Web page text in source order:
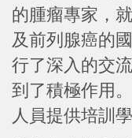
的腫瘤專家，
及前列腺癌的
行了深入的交
到了積極作用
人員提供培訓